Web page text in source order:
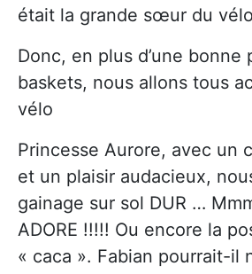
était la grande sœur du
Donc, en plus d’une bonne
baskets, nous allons tous
vélo
Princesse Aurore, avec un
et un plaisir audacieux,
gainage sur sol DUR …
ADORE !!!!! Ou encore la
« caca ». Fabian pourrait-il